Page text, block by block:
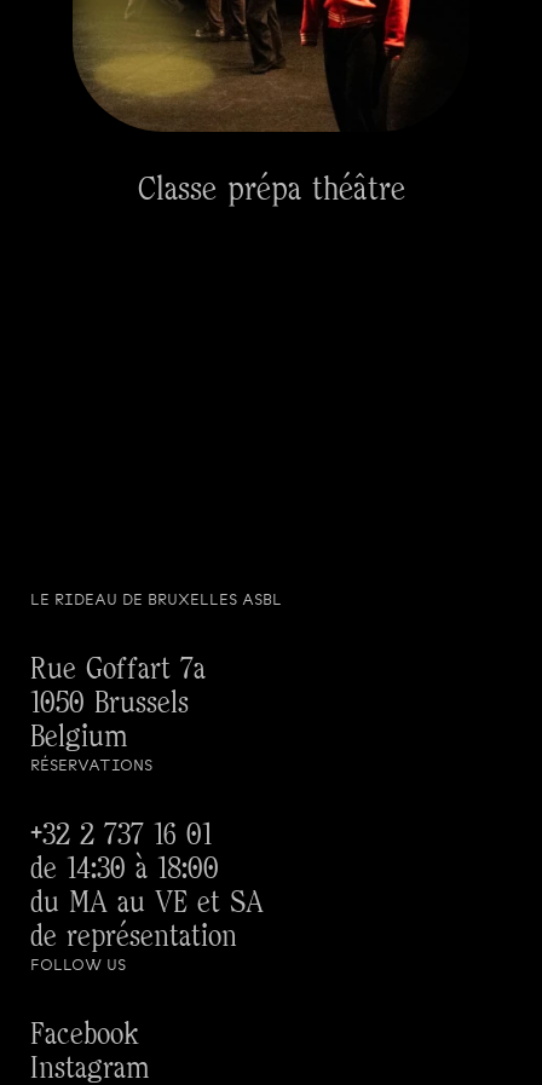
Classe prépa théâtre
LE RIDEAU DE BRUXELLES ASBL
Rue Goffart 7a
1050 Brussels
Belgium
RÉSERVATIONS
+32 2 737 16 01
de 14:30 à 18:00
du MA au VE et SA
de représentation
FOLLOW US
Facebook
Instagram